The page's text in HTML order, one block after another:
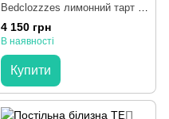
Bedclozzzes лимонний тарт з
рюшами сімейний
4 150 грн
В наявності
Купити